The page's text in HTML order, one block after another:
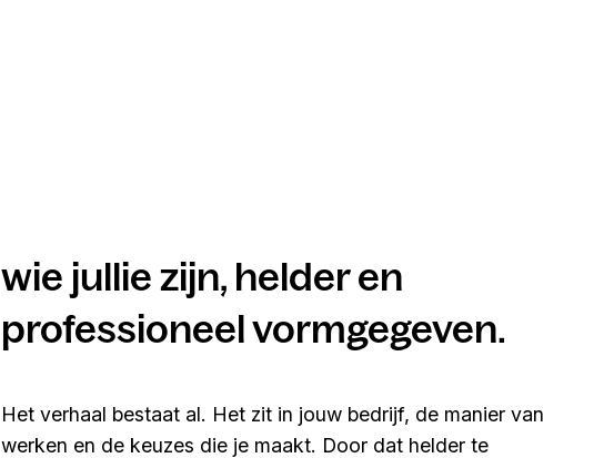
wie jullie zijn, helder en
professioneel vormgegeven.
Het verhaal bestaat al. Het zit in jouw bedrijf, de manier van
werken en de keuzes die je maakt. Door dat helder te